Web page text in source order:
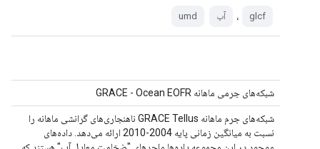
glcf ، آب umd
شبکه‌های جرمی ماهانه GRACE - Ocean EOFR
شبکه‌های جرم ماهانه GRACE Tellus ناهنجاری‌های گرانشی ماهانه را
نسبت به میانگین زمانی پایه 2004-2010 ارائه می‌دهد. داده‌های